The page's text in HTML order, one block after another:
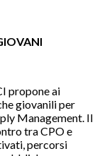
propone ai
giovanili per
Management. Il
tra CPO e
percorsi